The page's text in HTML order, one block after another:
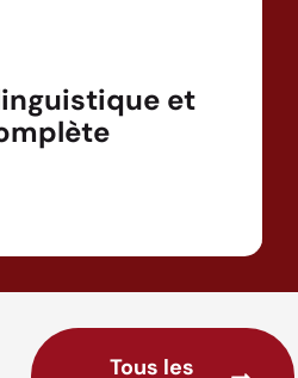
et
Tous les